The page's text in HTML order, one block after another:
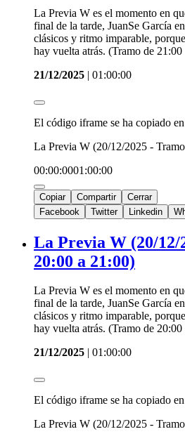
La Previa W es el momento en
final de la tarde, JuanSe García
clásicos y ritmo imparable,
hay vuelta atrás. (Tramo de
21/12/2025 | 01:00:00
El código iframe se ha copiado
La Previa W (20/12/2025 -
00:00:0001:00:00
Copiar Compartir
Cerrar
Facebook
Twitter Linkedin
La Previa W (20/12/
20:00 a 21:00)
La Previa W es el momento en
final de la tarde, JuanSe García
clásicos y ritmo imparable,
hay vuelta atrás. (Tramo de
21/12/2025 | 01:00:00
El código iframe se ha copiado
La Previa W (20/12/2025 -